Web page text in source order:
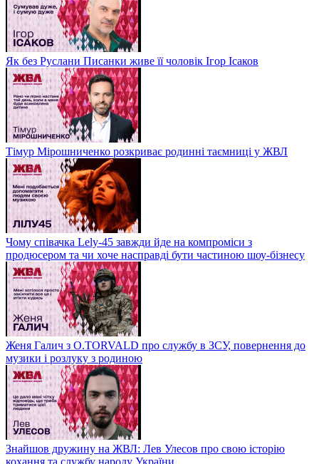
Як без Руслани Писанки живе її чоловік Ігор Ісаков
Тімур Мірошниченко розкриває родинні таємниці у ЖВЛ
Чому співачка Lely-45 завжди йде на компроміси з
продюсером та чи хоче насправді бути частиною шоу-бізнесу
Женя Галич з O.TORVALD про службу в ЗСУ, повернення до
музики і розлуку з родиною
Знайшов дружину на ЖВЛ: Лев Улесов про свою історію
кохання та службу народу України